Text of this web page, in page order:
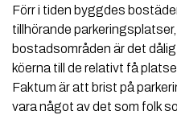
Förr i tiden byggdes
tillhörande
bostadsområden är det
köerna till de relativt få
Faktum är att brist på
vara något av det som folk